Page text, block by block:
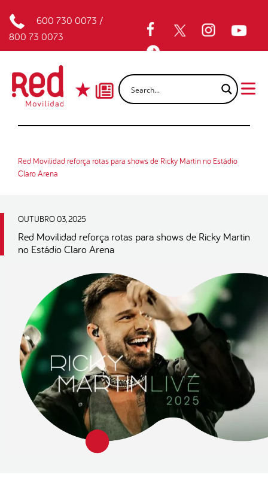
600 730 0073 /
800 73 0073
Red Movilidad reforça rotas para shows de Ricky Martin no Estádio
Claro Arena
OUTUBRO 03, 2025
Red Movilidad reforça rotas para shows de Ricky Martin
no Estádio Claro Arena